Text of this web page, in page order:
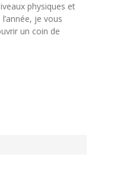
physiques et
je vous
un coin de